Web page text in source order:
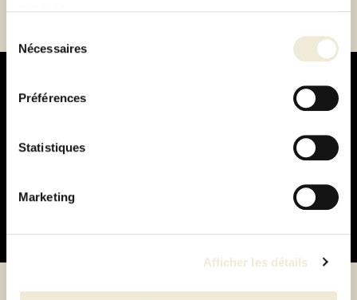
du Nécessaires
Préférences
Statistiques
Marketing
Afficher les détails